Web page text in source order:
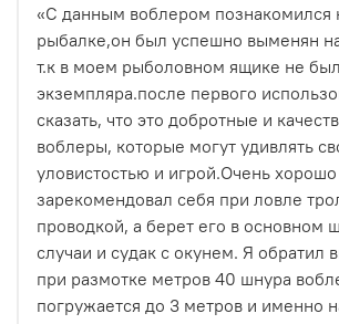
«С данным воблером познакомился
рыбалке,он был успешно выменян
т.к в моем рыболовном ящике не
экземпляра.после первого
сказать, что это добротные и
воблеры, которые могут удивлять
уловистостью и игрой.Очень хорошо
зарекомендовал себя при ловле
проводкой, а берет его в основном
случаи и судак с окунем. Я обратил
при размотке метров 40 шнура
погружается до 3 метров и именно